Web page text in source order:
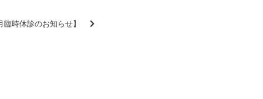
臨時休診のお知らせ】